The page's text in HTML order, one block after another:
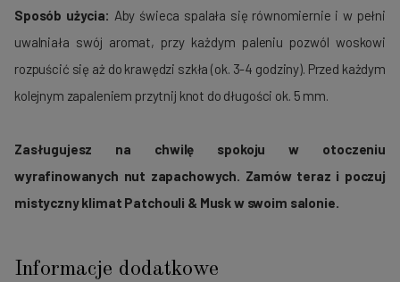
Sposób użycia: Aby świeca spalała się równomiernie i w pełni
uwalniała swój aromat, przy każdym paleniu pozwól woskowi
rozpuścić się aż do krawędzi szkła (ok. 3-4 godziny). Przed każdym
kolejnym zapaleniem przytnij knot do długości ok. 5 mm.
Zasługujesz na chwilę spokoju w otoczeniu
wyrafinowanych nut zapachowych. Zamów teraz i poczuj
mistyczny klimat Patchouli & Musk w swoim salonie.
Informacje dodatkowe